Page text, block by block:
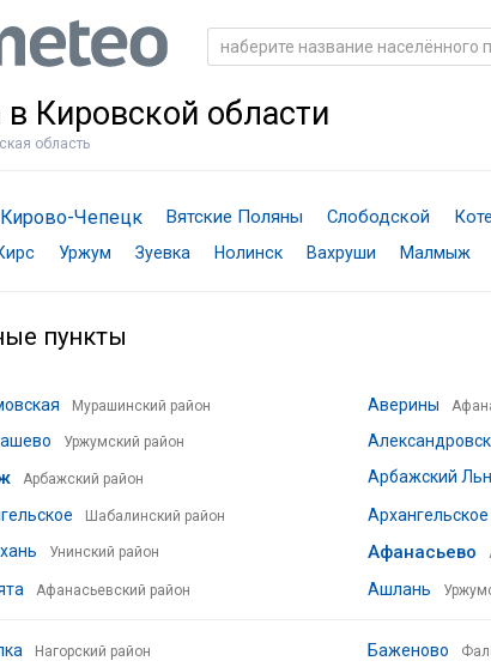
в Кировской области
область
Кирово-Чепецк Вятские Поляны Слободской
Уржум Зуевка Нолинск Вахруши Малмыж
пункты
Мурашинский район Аверины
Уржумский район
Арбажский район Арбажский
Шабалинский район Архангельское
Унинский район Афанасьево
Афанасьевский район Ашлань
Нагорский район Баженово